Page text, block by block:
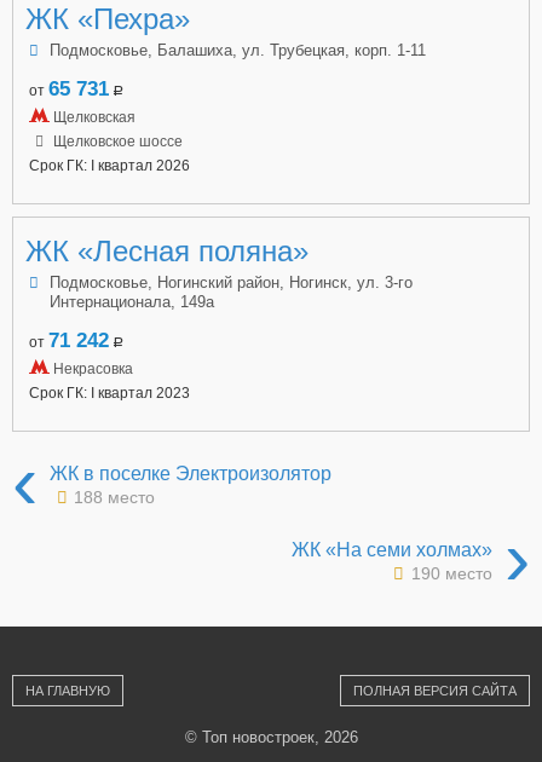
ЖК «Пехра»
Подмосковье, Балашиха, ул. Трубецкая, корп. 1-11
от 65 731 a
Щелковская
Щелковское шоссе
Срок ГК: I квартал 2026
ЖК «Лесная поляна»
Подмосковье, Ногинский район, Ногинск, ул. 3-го
Интернационала, 149а
от 71 242 a
Некрасовка
Срок ГК: I квартал 2023
‹ ЖК в поселке Электроизолятор
188 место
›
ЖК «На семи холмах»
190 место
НА ГЛАВНУЮ ПОЛНАЯ ВЕРСИЯ САЙТА
© Топ новостроек, 2026